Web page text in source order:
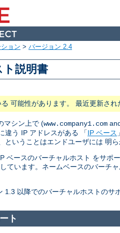
ョン > バージョン 2.4
説明書
可能性があります。 最近更新され
マシン上で (www.company1.com
違う IP アドレスがある 「IP ベース
いうことはエンドユーザには 明ら
ベースのバーチャルホスト をサ
ています。ネームベースのバーチャ
以降でのバーチャルホストのサ
ト